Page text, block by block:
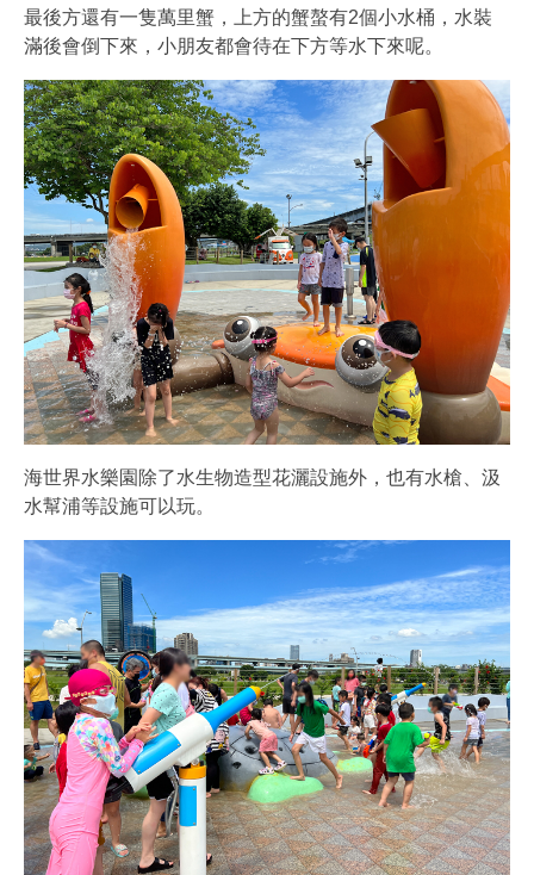
最後方還有一隻萬里蟹，上方的蟹螯有2個小水桶，水裝
滿後會倒下來，小朋友都會待在下方等水下來呢。
海世界水樂園除了水生物造型花灑設施外，也有水槍、汲
水幫浦等設施可以玩。